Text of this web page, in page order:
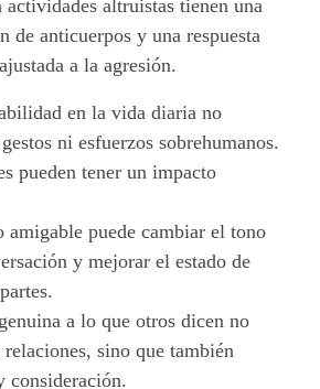
altruistas tienen una
de anticuerpos y una respuesta
a la agresión.
en la vida diaria no
ni esfuerzos sobrehumanos.
pueden tener un impacto
amigable puede cambiar el tono
y mejorar el estado de
a lo que otros dicen no
sino que también
consideración.